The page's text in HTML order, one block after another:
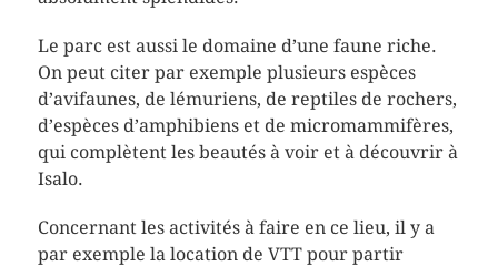
Le parc est aussi le domaine d’une faune riche.
On peut citer par exemple plusieurs espèces
d’avifaunes, de lémuriens, de reptiles de rochers,
d’espèces d’amphibiens et de micromammifères,
qui complètent les beautés à voir et à découvrir à
Isalo.
Concernant les activités à faire en ce lieu, il y a
par exemple la location de VTT pour partir